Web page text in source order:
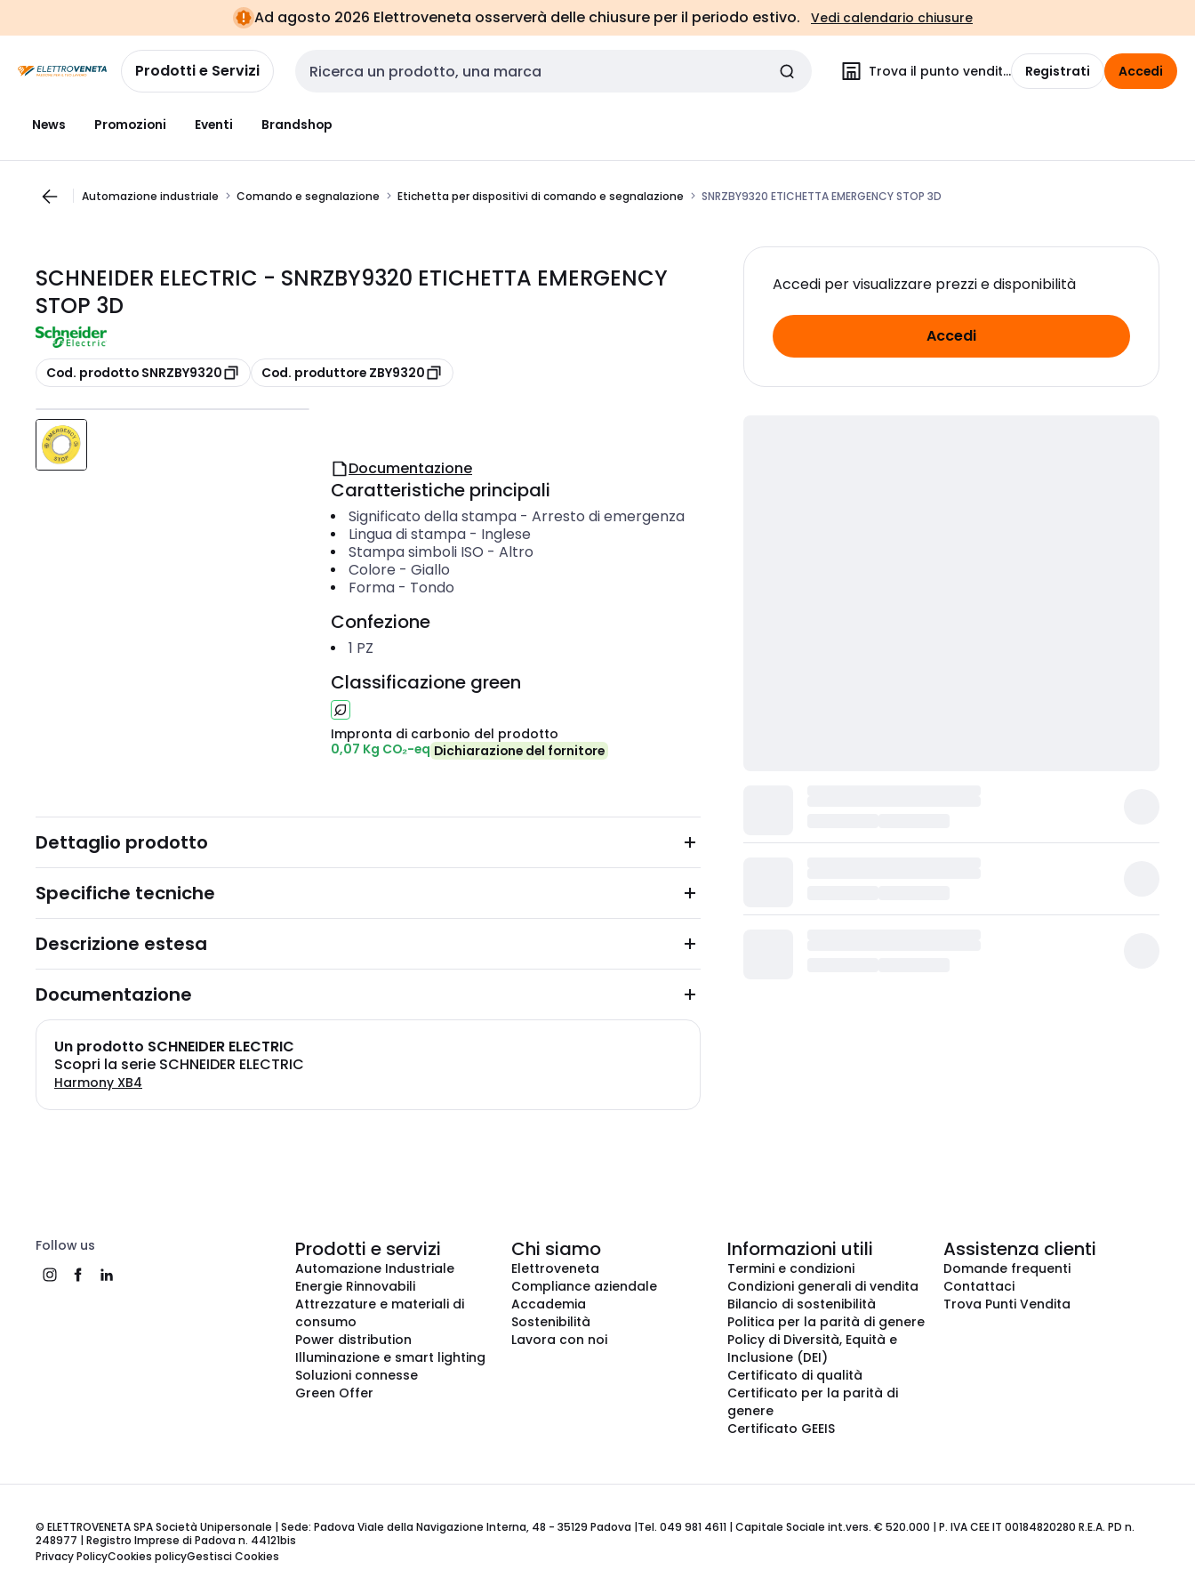
navigazionealla
pagina
Ad agosto 2026 Elettroveneta osserverà delle chiusure per il periodo estivo. Vedi calendario chiusure
Prodotti e Servizi Cerca input Trova il punto vendita Registrati Accedi
News Promozioni Eventi Brandshop
Automazione industriale Comando e segnalazione Etichetta per dispositivi di comando e segnalazione SNRZBY9320 ETICHETTA EMERGENCY STOP 3D
SCHNEIDER ELECTRIC - SNRZBY9320 ETICHETTA EMERGENCY
STOP 3D
copia
Cod. prodotto SNRZBY9320 copia
Cod. produttore ZBY9320
Accedi per visualizzare prezzi e disponibilità
Accedi
Documentazione
Caratteristiche principali
Significato della stampa- Arresto di emergenza
Lingua di stampa- Inglese
Stampa simboli ISO - Altro
Colore - Giallo
Forma- Tondo
Confezione
1 PZ
Classificazione green
Impronta di carbonio del prodotto
0,07 Kg CO₂-eq Dichiarazione del fornitore
Dettaglio prodotto
Specifiche tecniche
Descrizione estesa
Documentazione
Un prodotto SCHNEIDER ELECTRIC
Scopri la serie SCHNEIDER ELECTRIC
Harmony XB4
Follow us Prodotti e servizi
Automazione Industriale
Energie Rinnovabili
Attrezzature e materiali di
consumo
Power distribution
Illuminazione e smart lighting
Soluzioni connesse
Green Offer
Chi siamo
Elettroveneta
Compliance aziendale
Accademia
Sostenibilità
Lavora con noi
Informazioni utili
Termini e condizioni
Condizioni generali di vendita
Bilancio di sostenibilità
Politica per la parità di genere
Policy di Diversità, Equità e
Inclusione (DEI)
Certificato di qualità
Certificato per la parità di
genere
Certificato GEEIS
Assistenza clienti
Domande frequenti
Contattaci
Trova Punti Vendita
© ELETTROVENETA SPA Società Unipersonale | Sede: Padova Viale della Navigazione Interna, 48 - 35129 Padova |Tel. 049 981 4611 | Capitale Sociale int.vers. € 520.000 | P. IVA CEE IT 00184820280 R.E.A. PD n.
248977 | Registro Imprese di Padova n. 44121bis
Privacy PolicyCookies policyGestisci Cookies